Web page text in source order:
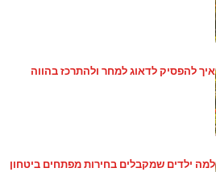
איך להפסיק לדאוג למחר ולהתרכז בהווה
למה ילדים שמקבלים בחירות מפתחים ביטחון